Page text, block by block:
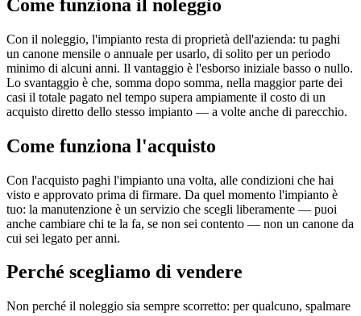
Come funziona il noleggio
Con il noleggio, l'impianto resta di proprietà dell'azienda: tu paghi
un canone mensile o annuale per usarlo, di solito per un periodo
minimo di alcuni anni. Il vantaggio è l'esborso iniziale basso o nullo.
Lo svantaggio è che, somma dopo somma, nella maggior parte dei
casi il totale pagato nel tempo supera ampiamente il costo di un
acquisto diretto dello stesso impianto — a volte anche di parecchio.
Come funziona l'acquisto
Con l'acquisto paghi l'impianto una volta, alle condizioni che hai
visto e approvato prima di firmare. Da quel momento l'impianto è
tuo: la manutenzione è un servizio che scegli liberamente — puoi
anche cambiare chi te la fa, se non sei contento — non un canone da
cui sei legato per anni.
Perché scegliamo di vendere
Non perché il noleggio sia sempre scorretto: per qualcuno, spalmare